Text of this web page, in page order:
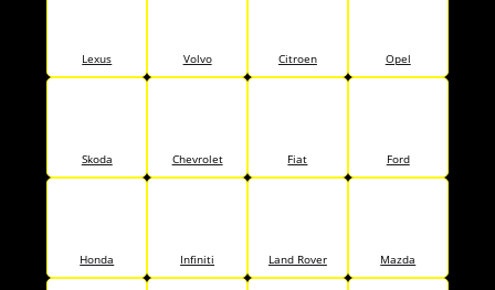
Lexus Volvo Citroen Opel
Skoda Chevrolet Fiat Ford
Honda Infiniti Land Rover Mazda